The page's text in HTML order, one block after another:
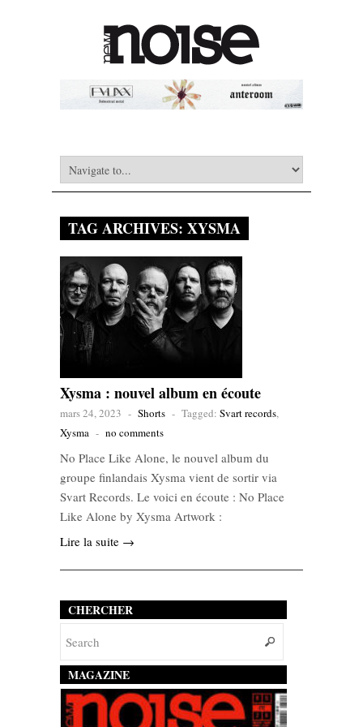
TAG ARCHIVES: XYSMA
Xysma : nouvel album en écoute
mars 24, 2023 - Shorts - Tagged: Svart records,
Xysma - no comments
No Place Like Alone, le nouvel album du
groupe finlandais Xysma vient de sortir via
Svart Records. Le voici en écoute : No Place
Like Alone by Xysma Artwork :
Lire la suite →
CHERCHER
MAGAZINE